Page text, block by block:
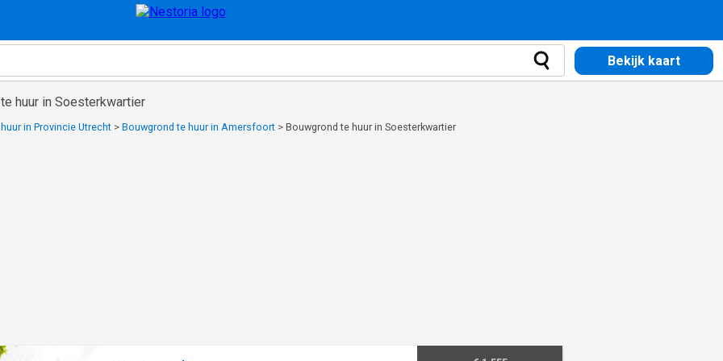
Bekijk kaart
huur in Soesterkwartier
in Provincie Utrecht > Bouwgrond te huur in Amersfoort > Bouwgrond te huur in Soesterkwartier